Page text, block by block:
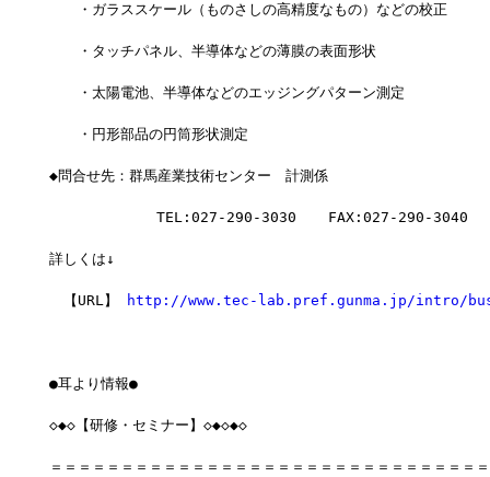
・ガラススケール（ものさしの高精度なもの）などの校正
・タッチパネル、半導体などの薄膜の表面形状
・太陽電池、半導体などのエッジングパターン測定
・円形部品の円筒形状測定
◆問合せ先：群馬産業技術センター　計測係
TEL:027-290-3030 　 FAX:027-290-3040
詳しくは↓
【URL】 http://www.tec-lab.pref.gunma.jp/intro/
●耳より情報●
◇◆◇【研修・セミナー】◇◆◇◆◇
＝＝＝＝＝＝＝＝＝＝＝＝＝＝＝＝＝＝＝＝＝＝＝＝＝＝＝＝＝＝